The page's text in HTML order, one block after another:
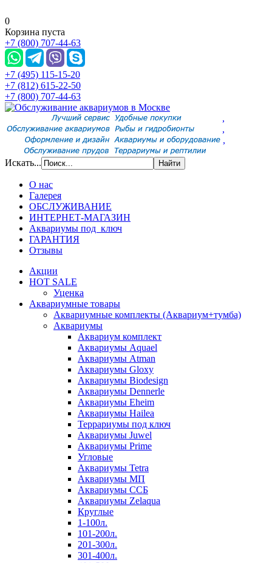
0
Корзина пуста
+7 (800) 707-44-63
+7 (495) 115-15-20
+7 (812) 615-22-50
+7 (800) 707-44-63
,
,
,
Искать...
О нас
Галерея
ОБСЛУЖИВАНИЕ
ИНТЕРНЕТ-МАГАЗИН
Аквариумы под ключ
ГАРАНТИЯ
Отзывы
Акции
HOT SALE
Уценка
Аквариумные товары
Аквариумные комплекты (Аквариум+тумба)
Аквариумы
Аквариум комплект
Аквариумы Aquael
Аквариумы Atman
Аквариумы Gloxy
Аквариумы Biodesign
Аквариумы Dennerle
Аквариумы Eheim
Аквариумы Hailea
Террариумы под ключ
Аквариумы Juwel
Аквариумы Prime
Угловые
Аквариумы Tetra
Аквариумы МП
Аквариумы ССБ
Аквариумы Zelaqua
Круглые
1-100л.
101-200л.
201-300л.
301-400л.